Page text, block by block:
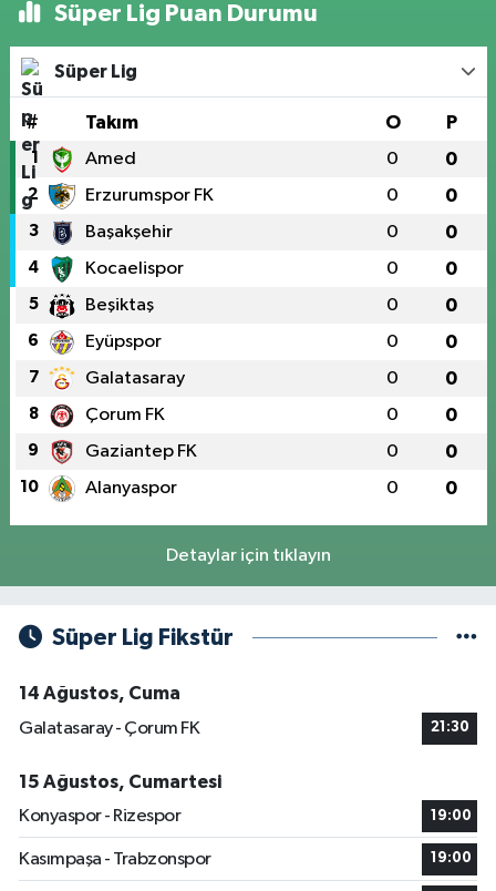
Süper Lig Puan Durumu
Süper Lig
# Takım O P
1 Amed 0 0
2 Erzurumspor FK 0 0
3 Başakşehir 0 0
4 Kocaelispor 0 0
5 Beşiktaş 0 0
6 Eyüpspor 0 0
7 Galatasaray 0 0
8 Çorum FK 0 0
9 Gaziantep FK 0 0
10 Alanyaspor 0 0
Detaylar için tıklayın
Süper Lig Fikstür
14 Ağustos, Cuma
Galatasaray - Çorum FK
21:30
15 Ağustos, Cumartesi
Konyaspor - Rizespor
19:00
Kasımpaşa - Trabzonspor 19:00